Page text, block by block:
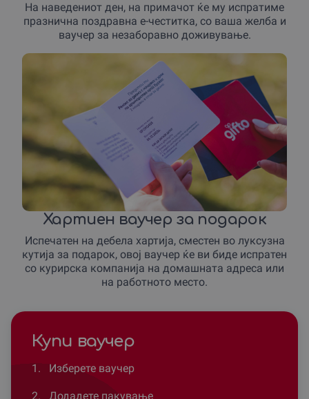
На наведениот ден, на примачот ќе му испратиме
празнична поздравна е-честитка, со ваша желба и
ваучер за незаборавно доживување.
Хартиен ваучер за подарок
Испечатен на дебела хартија, сместен во луксузна
кутија за подарок, овој ваучер ќе ви биде испратен
со курирска компанија на домашната адреса или
на работното место.
Купи ваучер
1. Изберете ваучер
2. Додадете пакување